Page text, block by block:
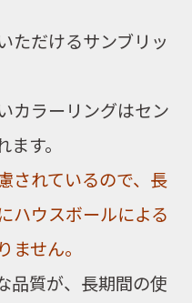
ただけるサンブリッ
カラーリングはセン
す。
されているので、 長
ハウスボールによる
せん。
質が、 長期間の使